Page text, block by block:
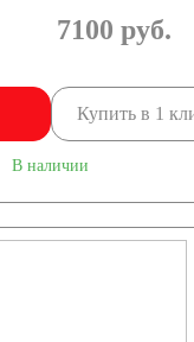
7100 руб.
Купить в 1
В наличии